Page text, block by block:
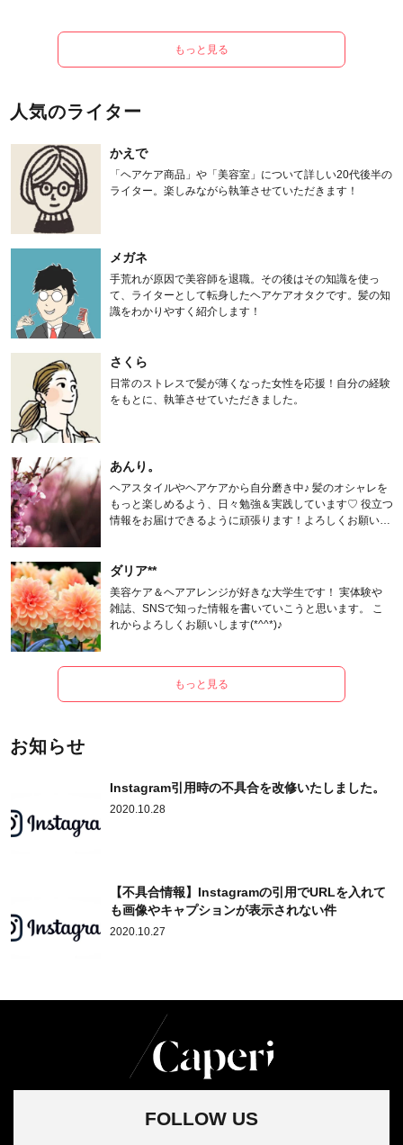
もっと見る
人気のライター
かえで
「ヘアケア商品」や「美容室」について詳しい20代後半の
ライター。楽しみながら執筆させていただきます！
メガネ
手荒れが原因で美容師を退職。その後はその知識を使っ
て、ライターとして転身したヘアケアオタクです。髪の知
識をわかりやすく紹介します！
さくら
日常のストレスで髪が薄くなった女性を応援！自分の経験
をもとに、執筆させていただきました。
あんり。
ヘアスタイルやヘアケアから自分磨き中♪ 髪のオシャレを
もっと楽しめるよう、日々勉強＆実践しています♡ 役立つ
情報をお届けできるように頑張ります！よろしくお願いし
ダリア**
美容ケア＆ヘアアレンジが好きな大学生です！ 実体験や
雑誌、SNSで知った情報を書いていこうと思います。 こ
れからよろしくお願いします(*^^*)♪
もっと見る
お知らせ
Instagram引用時の不具合を改修いたしました。
2020.10.28
【不具合情報】Instagramの引用でURLを入れて
も画像やキャプションが表示されない件
2020.10.27
FOLLOW US